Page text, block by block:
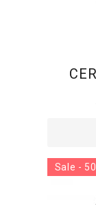
Sale -